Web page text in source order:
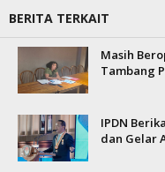
BERITA TERKAIT
Masih
Tambang
IPDN
dan Gelar